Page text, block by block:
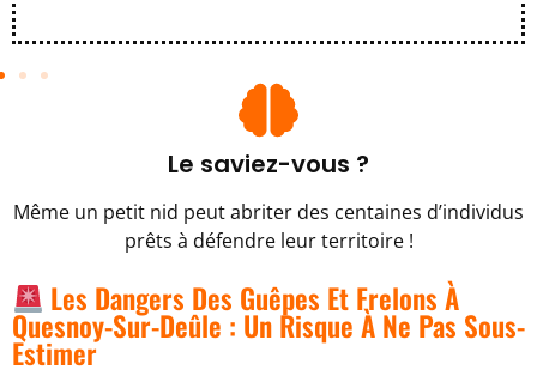
Le saviez-vous ?
Même un petit nid peut abriter des centaines d’individus
prêts à défendre leur territoire !
Les Dangers Des Guêpes Et Frelons À
Quesnoy-Sur-Deûle : Un Risque À Ne Pas Sous-
Estimer